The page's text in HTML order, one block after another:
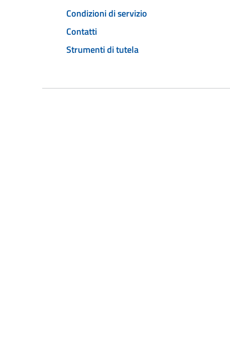
Condizioni di servizio
Contatti
Strumenti di tutela